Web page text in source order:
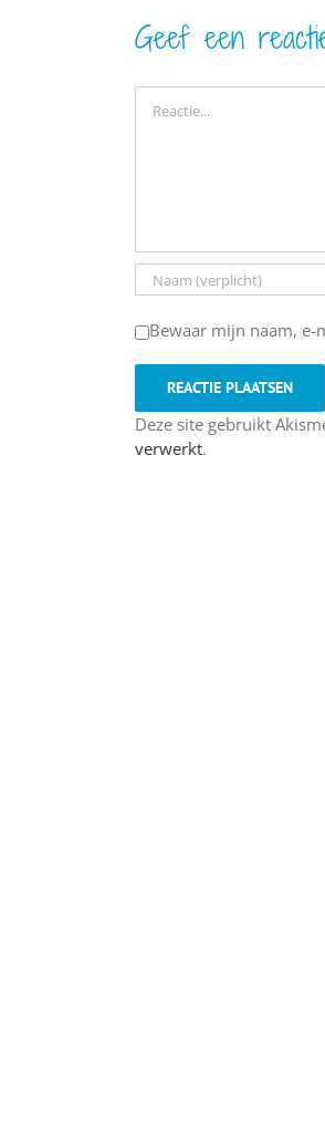
Geef een
Bewaar mijn naam, e-
Deze site gebruikt
verwerkt.